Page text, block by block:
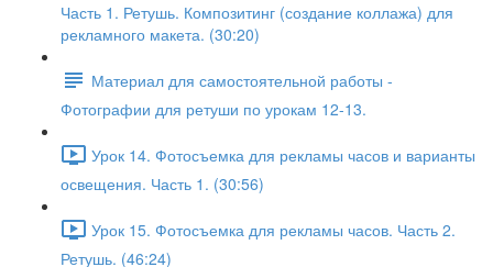
Часть 1. Ретушь. Композитинг (создание коллажа) для
рекламного макета. (30:20)
Материал для самостоятельной работы -
Фотографии для ретуши по урокам 12-13.
Урок 14. Фотосъемка для рекламы часов и варианты
освещения. Часть 1. (30:56)
Урок 15. Фотосъемка для рекламы часов. Часть 2.
Ретушь. (46:24)